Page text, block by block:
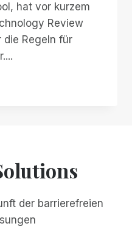
hat vor kurzem
Review
die Regeln für
der barrierefreien